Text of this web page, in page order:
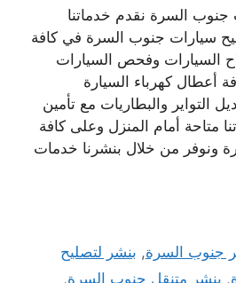
جنوب السرة نقدم خدماتنا
سيارات جنوب السرة في كافة
السيارات وفحص السيارات
أعطال كهرباء السيارة
التواير والبطاريات مع تأمين
متاحة أمام المنزل وعلى كافة
ونوفر من خلال بنشرنا خدمات
جنوب السرة, بنشر لتصليح
, بنشر متنقل جنوب السرة,